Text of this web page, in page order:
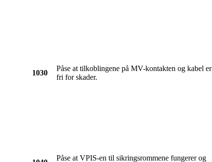
1030
Påse at tilkoblingene på MV-kontakten og kabel er
fri for skader.
Påse at VPIS-en til sikringsrommene fungerer og